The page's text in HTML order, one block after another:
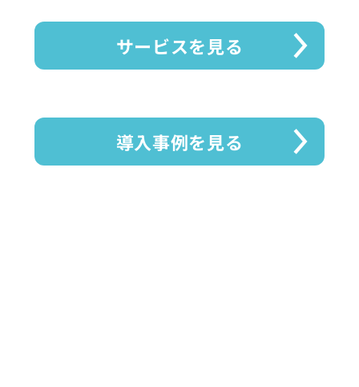
サービスを見る
導入事例を見る